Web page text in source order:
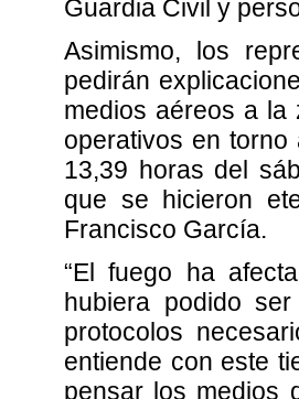
Guardia Civil y
Asimismo, los
pedirán
medios aéreos a la
operativos en
13,39 horas del
que se hicieron
Francisco García.
“El fuego ha
hubiera podido
protocolos
entiende con este
pensar los medios